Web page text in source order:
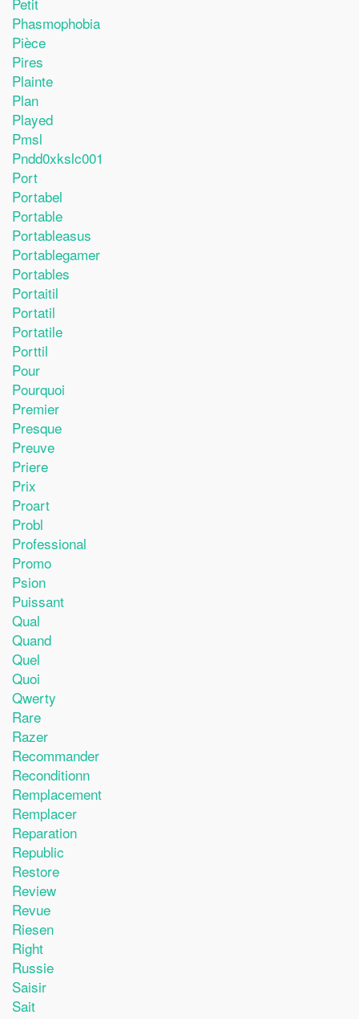
Phasmophobia
Pièce
Pires
Plainte
Plan
Played
Pmsl
Pndd0xkslc001
Port
Portabel
Portable
Portableasus
Portablegamer
Portables
Portaitil
Portatil
Portatile
Porttil
Pour
Pourquoi
Premier
Presque
Preuve
Priere
Prix
Proart
Probl
Professional
Promo
Psion
Puissant
Qual
Quand
Quel
Quoi
Qwerty
Rare
Razer
Recommander
Reconditionn
Remplacement
Remplacer
Reparation
Republic
Restore
Review
Revue
Riesen
Right
Russie
Saisir
Sait